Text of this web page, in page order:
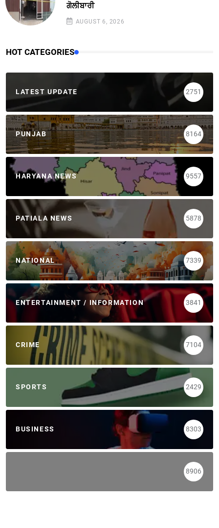
ਗੋਲੀਬਾਰੀ
AUGUST 6, 2026
HOT CATEGORIES
LATEST UPDATE 2751
PUNJAB 8164
HARYANA NEWS 9557
PATIALA NEWS 5878
NATIONAL 7339
ENTERTAINMENT / INFORMATION 3841
CRIME 7104
SPORTS 2429
BUSINESS 8303
8906